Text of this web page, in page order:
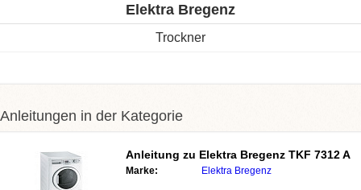
Elektra Bregenz
Trockner
Anleitungen in der Kategorie
Anleitung zu Elektra Bregenz TKF 7312 A
Marke: Elektra Bregenz